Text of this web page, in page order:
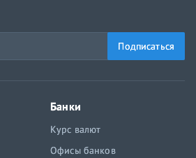
Подписаться
Банки
Курс валют
Офисы банков